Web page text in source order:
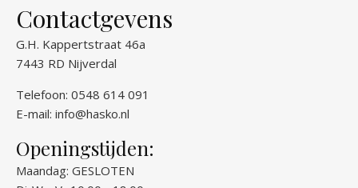
Contactgevens
G.H. Kappertstraat 46a
7443 RD Nijverdal
Telefoon: 0548 614 091
E-mail: info@hasko.nl
Openingstijden:
Maandag: GESLOTEN